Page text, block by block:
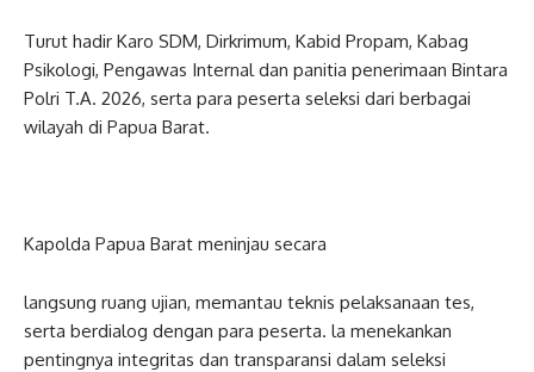
Turut hadir Karo SDM, Dirkrimum, Kabid Propam, Kabag
Psikologi, Pengawas Internal dan panitia penerimaan Bintara
Polri T.A. 2026, serta para peserta seleksi dari berbagai
wilayah di Papua Barat.
Kapolda Papua Barat meninjau secara
langsung ruang ujian, memantau teknis pelaksanaan tes,
serta berdialog dengan para peserta. la menekankan
pentingnya integritas dan transparansi dalam seleksi